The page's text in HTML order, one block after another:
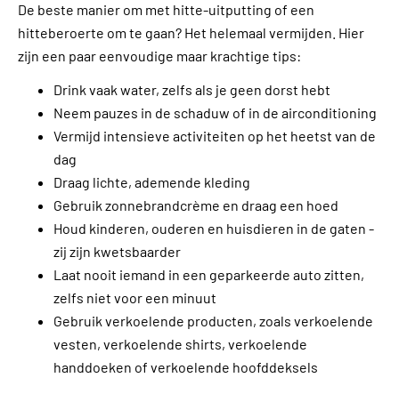
De beste manier om met hitte-uitputting of een
hitteberoerte om te gaan? Het helemaal vermijden. Hier
zijn een paar eenvoudige maar krachtige tips:
Drink vaak water, zelfs als je geen dorst hebt
Neem pauzes in de schaduw of in de airconditioning
Vermijd intensieve activiteiten op het heetst van de
dag
Draag lichte, ademende kleding
Gebruik zonnebrandcrème en draag een hoed
Houd kinderen, ouderen en huisdieren in de gaten -
zij zijn kwetsbaarder
Laat nooit iemand in een geparkeerde auto zitten,
zelfs niet voor een minuut
Gebruik verkoelende producten, zoals verkoelende
vesten, verkoelende shirts, verkoelende
handdoeken of verkoelende hoofddeksels